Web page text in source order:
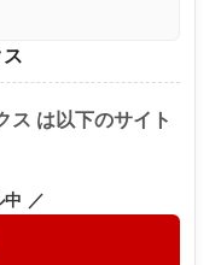
ス は以下のサイト
中 ／